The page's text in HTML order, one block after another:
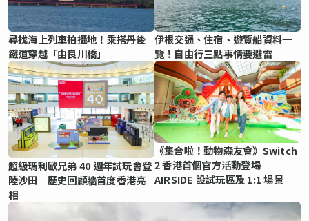
尋找海上列車拍攝地！乘搭丹後
鐵道穿越「由良川橋」
伊根交通、住宿、遊覽船資料一
覽！自由行三點事情要避雷
超級瑪利歐兄弟 40 週年試玩會登
陸沙田 歷史回顧牆首度香港亮
相
《集合啦！動物森友會》Switch
2 香港首個官方活動登場
AIRSIDE 設試玩區及 1:1 場景